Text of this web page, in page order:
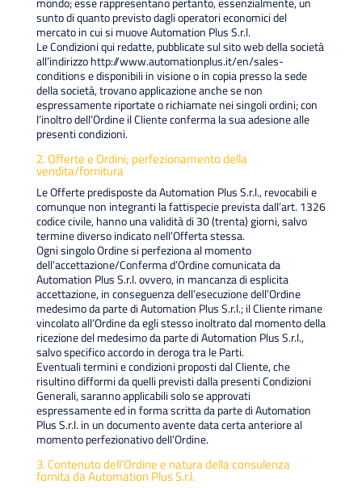
sunto di quanto previsto dagli operatori economici del
mercato in cui si muove Automation Plus S.r.l.
Le Condizioni qui redatte, pubblicate sul sito web della società
all’indirizzo http://www.automationplus.it/en/sales-
conditions e disponibili in visione o in copia presso la sede
della società, trovano applicazione anche se non
espressamente riportate o richiamate nei singoli ordini; con
l’inoltro dell’Ordine il Cliente conferma la sua adesione alle
presenti condizioni.
2. Offerte e Ordini; perfezionamento della
vendita/fornitura
Le Offerte predisposte da Automation Plus S.r.l., revocabili e
comunque non integranti la fattispecie prevista dall’art. 1326
codice civile, hanno una validità di 30 (trenta) giorni, salvo
termine diverso indicato nell’Offerta stessa.
Ogni singolo Ordine si perfeziona al momento
dell’accettazione/Conferma d’Ordine comunicata da
Automation Plus S.r.l. ovvero, in mancanza di esplicita
accettazione, in conseguenza dell’esecuzione dell’Ordine
medesimo da parte di Automation Plus S.r.l.; il Cliente rimane
vincolato all’Ordine da egli stesso inoltrato dal momento della
ricezione del medesimo da parte di Automation Plus S.r.l.,
salvo specifico accordo in deroga tra le Parti.
Eventuali termini e condizioni proposti dal Cliente, che
risultino difformi da quelli previsti dalla presenti Condizioni
Generali, saranno applicabili solo se approvati
espressamente ed in forma scritta da parte di Automation
Plus S.r.l. in un documento avente data certa anteriore al
momento perfezionativo dell’Ordine.
3. Contenuto dell’Ordine e natura della consulenza
fornita da Automation Plus S.r.l.